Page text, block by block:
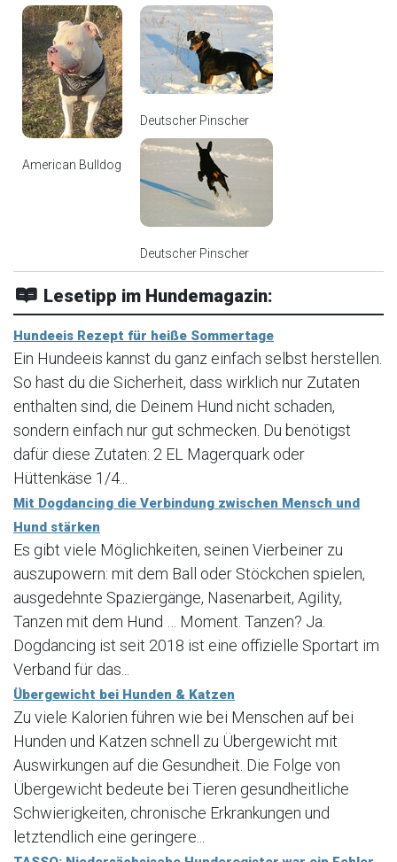
American Bulldog
Deutscher Pinscher
Deutscher Pinscher
Lesetipp im Hundemagazin:
Hundeeis Rezept für heiße Sommertage
Ein Hundeeis kannst du ganz einfach selbst herstellen.
So hast du die Sicherheit, dass wirklich nur Zutaten
enthalten sind, die Deinem Hund nicht schaden,
sondern einfach nur gut schmecken. Du benötigst
dafür diese Zutaten: 2 EL Magerquark oder
Hüttenkäse 1/4...
Mit Dogdancing die Verbindung zwischen Mensch und
Hund stärken
Es gibt viele Möglichkeiten, seinen Vierbeiner zu
auszupowern: mit dem Ball oder Stöckchen spielen,
ausgedehnte Spaziergänge, Nasenarbeit, Agility,
Tanzen mit dem Hund … Moment. Tanzen? Ja.
Dogdancing ist seit 2018 ist eine offizielle Sportart im
Verband für das...
Übergewicht bei Hunden & Katzen
Zu viele Kalorien führen wie bei Menschen auf bei
Hunden und Katzen schnell zu Übergewicht mit
Auswirkungen auf die Gesundheit. Die Folge von
Übergewicht bedeute bei Tieren gesundheitliche
Schwierigkeiten, chronische Erkrankungen und
letztendlich eine geringere...